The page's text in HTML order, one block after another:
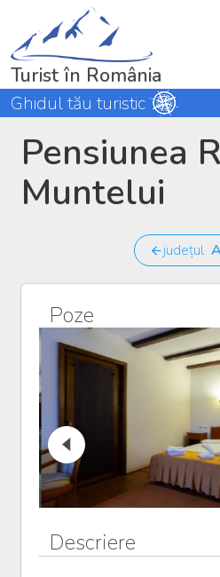
Turist în România
Ghidul tău turistic
Pensiunea
Muntelui
județul
Poze
Descriere